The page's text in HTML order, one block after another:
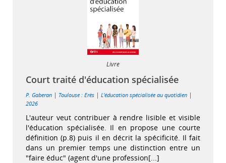
Livre
Court traité d'éducation spécialisée
P. Gaberan | Toulouse : Erès | L'éducation spécialisée au quotidien |
2026
L'auteur veut contribuer à rendre lisible et visible
l'éducation spécialisée. Il en propose une courte
définition (p.8) puis il en décrit la spécificité. Il fait
dans un premier temps une distinction entre un
"faire éduc" (agent d'une profession[...]